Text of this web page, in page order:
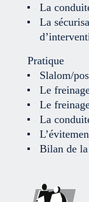
La
La
Pratique
Slalom/
Le
Le
La
Bilan de